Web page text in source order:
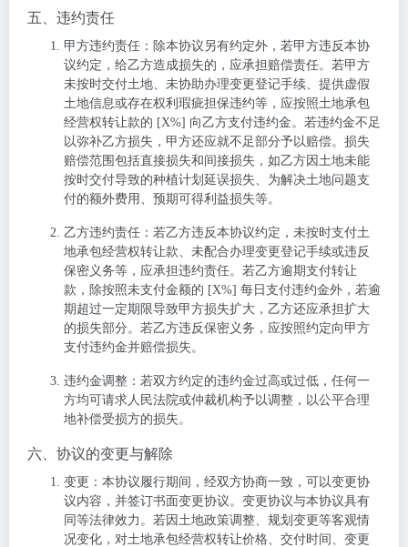
五、违约责任
甲方违约责任 ：除本协议另有约定外，若甲方违反本协
议约定，给乙方造成损失的，应承担赔偿责任。若甲方
未按时交付土地、未协助办理变更登记手续、提供虚假
土地信息或存在权利瑕疵担保违约等，应按照土地承包
经营权转让款的 [X%] 向乙方支付违约金。若违约金不足
以弥补乙方损失，甲方还应就不足部分予以赔偿。损失
赔偿范围包括直接损失和间接损失，如乙方因土地未能
按时交付导致的种植计划延误损失、为解决土地问题支
付的额外费用、预期可得利益损失等。
乙方违约责任 ：若乙方违反本协议约定，未按时支付土
地承包经营权转让款、未配合办理变更登记手续或违反
保密义务等，应承担违约责任。若乙方逾期支付转让
款，除按照未支付金额的 [X%] 每日支付违约金外，若逾
期超过一定期限导致甲方损失扩大，乙方还应承担扩大
的损失部分。若乙方违反保密义务，应按照约定向甲方
支付违约金并赔偿损失。
违约金调整 ：若双方约定的违约金过高或过低，任何一
方均可请求人民法院或仲裁机构予以调整，以公平合理
地补偿受损方的损失。
六、协议的变更与解除
变更 ：本协议履行期间，经双方协商一致，可以变更协
议内容，并签订书面变更协议。变更协议与本协议具有
同等法律效力。若因土地政策调整、规划变更等客观情
况变化，对土地承包经营权转让价格、交付时间、变更